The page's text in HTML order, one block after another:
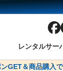
レンタルサー
GET＆商品購入で
ペーン サーバー